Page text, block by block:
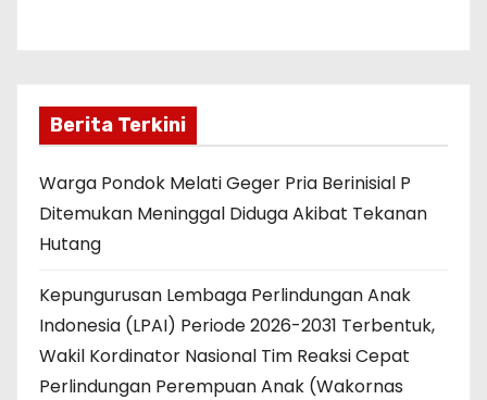
Berita Terkini
Warga Pondok Melati Geger Pria Berinisial P
Ditemukan Meninggal Diduga Akibat Tekanan
Hutang
Kepungurusan Lembaga Perlindungan Anak
Indonesia (LPAI) Periode 2026-2031 Terbentuk,
Wakil Kordinator Nasional Tim Reaksi Cepat
Perlindungan Perempuan Anak (Wakornas